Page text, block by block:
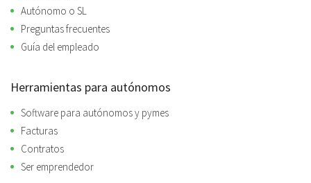
Autónomo o SL
Preguntas frecuentes
Guía del empleado
Herramientas para autónomos
Software para autónomos y pymes
Facturas
Contratos
Ser emprendedor